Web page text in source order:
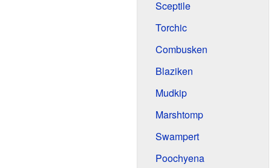
Sceptile
Torchic
Combusken
Blaziken
Mudkip
Marshtomp
Swampert
Poochyena